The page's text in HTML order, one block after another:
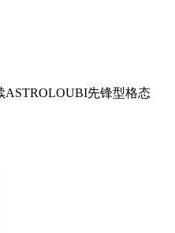
ASTROLOUBI先锋型格态